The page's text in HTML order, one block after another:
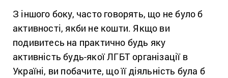
З іншого боку, часто говорять, що не було б
активності, якби не кошти. Якщо ви
подивитесь на практично будь яку
активність будь-якої ЛГБТ організації в
Україні, ви побачите, що її діяльність була б